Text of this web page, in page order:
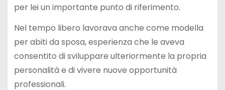
per lei un importante punto di riferimento.
Nel tempo libero lavorava anche come modella
per abiti da sposa, esperienza che le aveva
consentito di sviluppare ulteriormente la propria
personalità e di vivere nuove opportunità
professionali.